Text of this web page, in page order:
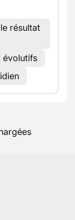
résultat
évolutifs